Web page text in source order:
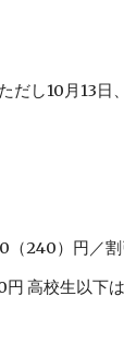
し10月13日
（240）円／
高校生以下